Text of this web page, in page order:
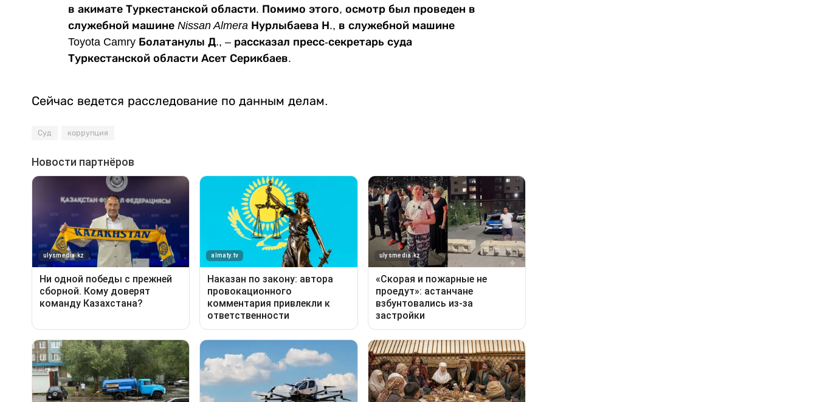
в акимате Туркестанской области. Помимо этого, осмотр был проведен в
служебной машине Nissan Almera Нурлыбаева Н., в служебной машине
Toyota Camry Болатанулы Д., – рассказал пресс-секретарь суда
Туркестанской области Асет Серикбаев.
Сейчас ведется расследование по данным делам.
Суд коррупция